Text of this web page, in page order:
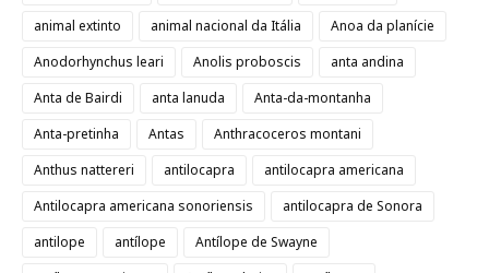
animal extinto
animal nacional da Itália
Anoa da planície
Anodorhynchus leari
Anolis proboscis
anta andina
Anta de Bairdi
anta lanuda
Anta-da-montanha
Anta-pretinha
Antas
Anthracoceros montani
Anthus nattereri
antilocapra
antilocapra americana
Antilocapra americana sonoriensis
antilocapra de Sonora
antilope
antílope
Antílope de Swayne